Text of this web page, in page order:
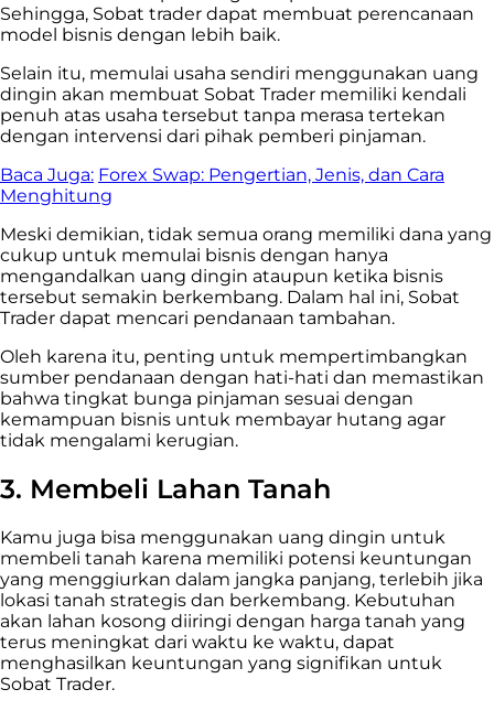
Sehingga, Sobat trader dapat membuat perencanaan
model bisnis dengan lebih baik.
Selain itu, memulai usaha sendiri menggunakan uang
dingin akan membuat Sobat Trader memiliki kendali
penuh atas usaha tersebut tanpa merasa tertekan
dengan intervensi dari pihak pemberi pinjaman.
Baca Juga: Forex Swap: Pengertian, Jenis, dan Cara
Menghitung
Meski demikian, tidak semua orang memiliki dana yang
cukup untuk memulai bisnis dengan hanya
mengandalkan uang dingin ataupun ketika bisnis
tersebut semakin berkembang. Dalam hal ini, Sobat
Trader dapat mencari pendanaan tambahan.
Oleh karena itu, penting untuk mempertimbangkan
sumber pendanaan dengan hati-hati dan memastikan
bahwa tingkat bunga pinjaman sesuai dengan
kemampuan bisnis untuk membayar hutang agar
tidak mengalami kerugian.
3. Membeli Lahan Tanah
Kamu juga bisa menggunakan uang dingin untuk
membeli tanah karena memiliki potensi keuntungan
yang menggiurkan dalam jangka panjang, terlebih jika
lokasi tanah strategis dan berkembang. Kebutuhan
akan lahan kosong diiringi dengan harga tanah yang
terus meningkat dari waktu ke waktu, dapat
menghasilkan keuntungan yang signifikan untuk
Sobat Trader.